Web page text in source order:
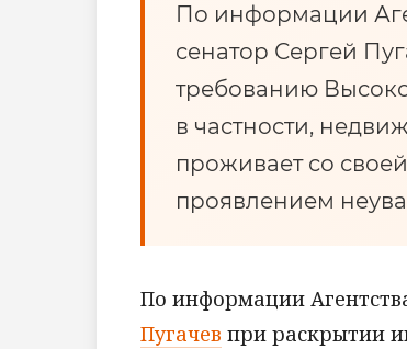
По информации
сенатор Сергей
требованию
в частности,
проживает со
проявлением
По информации
Пугачев при раскрытии